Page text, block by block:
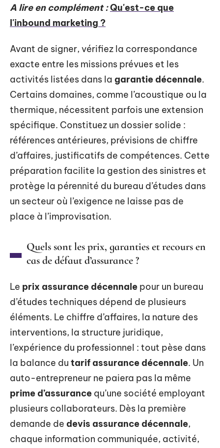
A lire en complément :Qu'est-ce que
l'inbound marketing ?
Avant de signer, vérifiez la correspondance
exacte entre les missions prévues et les
activités listées dans la garantie décennale.
Certains domaines, comme l’acoustique ou la
thermique, nécessitent parfois une extension
spécifique. Constituez un dossier solide :
références antérieures, prévisions de chiffre
d’affaires, justificatifs de compétences. Cette
préparation facilite la gestion des sinistres et
protège la pérennité du bureau d’études dans
un secteur où l’exigence ne laisse pas de
place à l’improvisation.
Quels sont les prix, garanties et recours en
cas de défaut d’assurance ?
Le prix assurance décennale pour un bureau
d’études techniques dépend de plusieurs
éléments. Le chiffre d’affaires, la nature des
interventions, la structure juridique,
l’expérience du professionnel : tout pèse dans
la balance du tarif assurance décennale. Un
auto-entrepreneur ne paiera pas la même
prime d’assurance qu’une société employant
plusieurs collaborateurs. Dès la première
demande de devis assurance décennale,
chaque information communiquée, activité,